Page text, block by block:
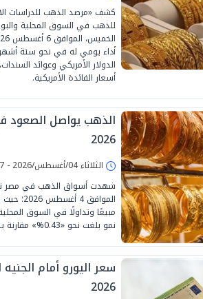
كشف «مرصد الذهب للدراسات
للذهب في السوق المحلية
أداء يومي له في نحو ستة
الدولار الأمريكي وعوائد
أسعار الفائدة الأمريكية.
2026
الثلاثاء 04/أغسطس/2026 - 02:57 م
شهدت أسواق الذهب في مصر
نمو بلغت نحو «0.43%» مقارنة بتعاملات اليوم السابق.
2026